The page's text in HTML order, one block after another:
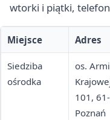
wtorki i piątki,
Miejsce Adres
Siedziba
ośrodka
os.
101,
Poznań